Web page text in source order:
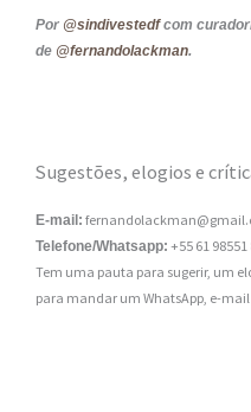
Por @sindivestedfcom
de @fernandolackman.
Sugestões, elogios e
E-mail:
Telefone/Whatsapp: +55 61 98551
Tem uma pauta para sugerir, um
para mandar um WhatsApp, e-